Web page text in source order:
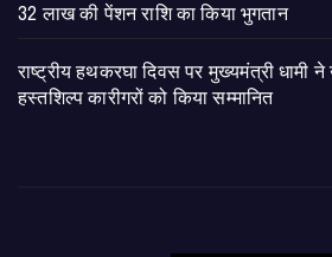
32 लाख की पेंशन राशि का किया भुगतान
राष्ट्रीय हथकरघा दिवस पर मुख्यमंत्री धामी
हस्तशिल्प कारीगरों को किया सम्मानित